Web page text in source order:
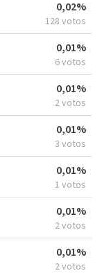
0,02%
128 votos
0,01%
6 votos
0,01%
2 votos
0,01%
3 votos
0,01%
1 votos
0,01%
2 votos
0,01%
2 votos